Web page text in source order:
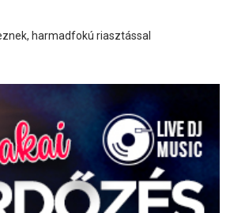
harmadfokú riasztással